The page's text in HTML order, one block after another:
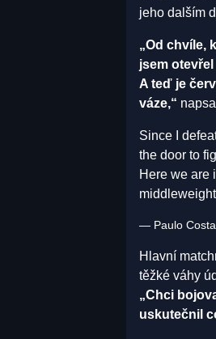
jeho dalším
„Od chvíle,
jsem
A teď je
váze,“
Since I
the door to
Here we are
— Paulo
Hlavní
těžké váhy
„Chci
uskutečnil